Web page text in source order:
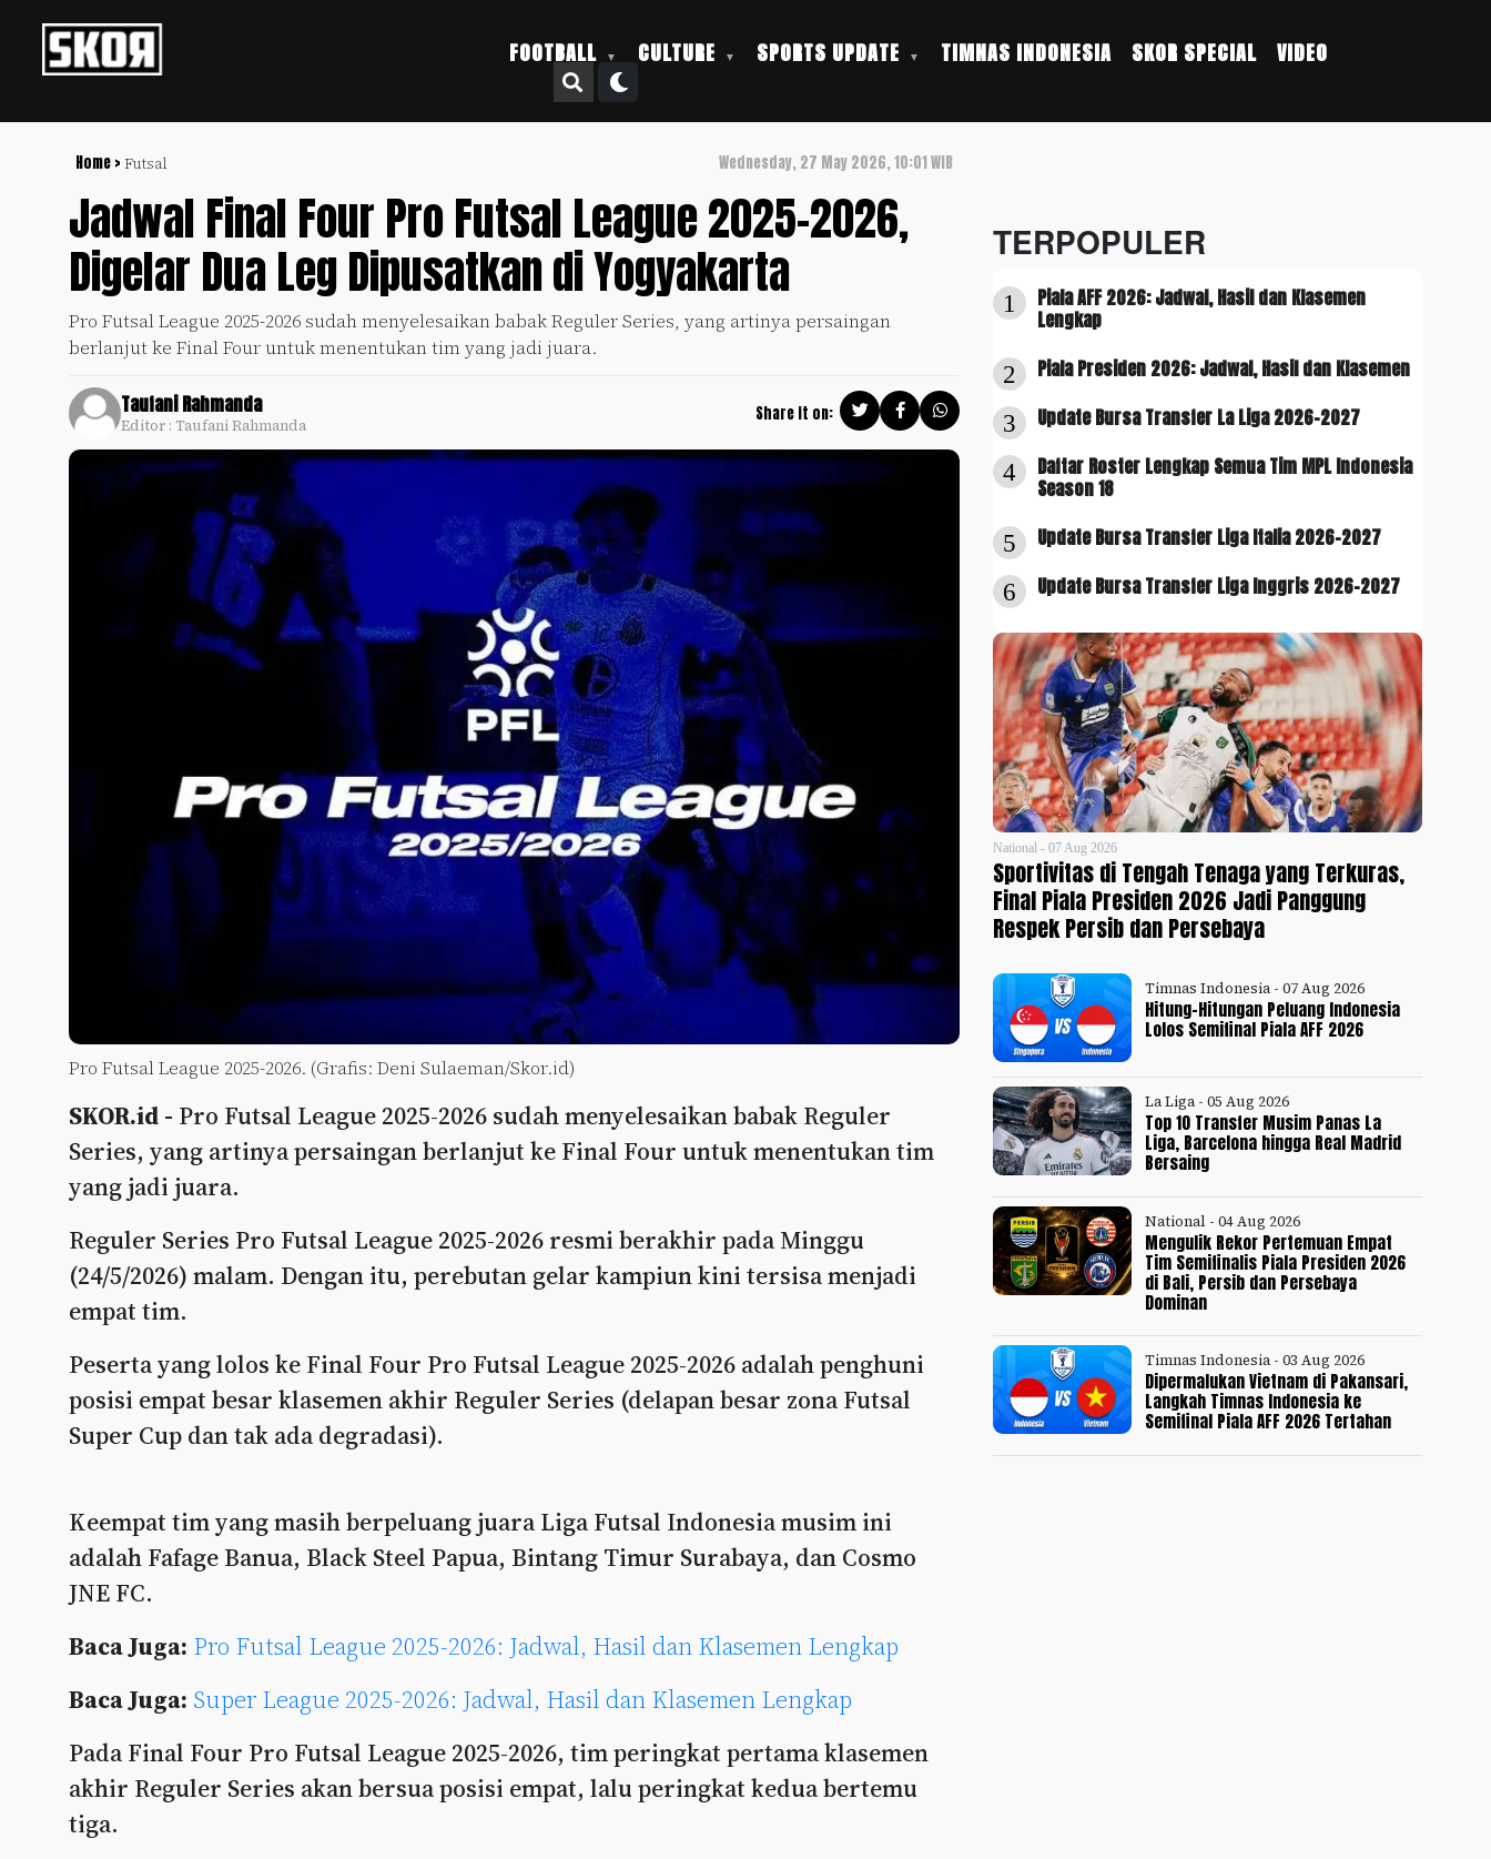
FOOTBALL CULTURE SPORTS UPDATE TIMNAS INDONESIA SKOR SPECIAL VIDEO
Home > Futsal Wednesday, 27 May 2026, 10:01 WIB
Jadwal Final Four Pro Futsal League 2025-2026,
Digelar Dua Leg Dipusatkan di Yogyakarta
Pro Futsal League 2025-2026 sudah menyelesaikan babak Reguler Series, yang artinya persaingan
berlanjut ke Final Four untuk menentukan tim yang jadi juara.
Taufani Rahmanda
Editor : Taufani Rahmanda
Share it on:
Pro Futsal League 2025-2026. (Grafis: Deni Sulaeman/Skor.id)
SKOR.id - Pro Futsal League 2025-2026 sudah menyelesaikan babak Reguler
Series, yang artinya persaingan berlanjut ke Final Four untuk menentukan tim
yang jadi juara.
Reguler Series Pro Futsal League 2025-2026 resmi berakhir pada Minggu
(24/5/2026) malam. Dengan itu, perebutan gelar kampiun kini tersisa menjadi
empat tim.
Peserta yang lolos ke Final Four Pro Futsal League 2025-2026 adalah penghuni
posisi empat besar klasemen akhir Reguler Series (delapan besar zona Futsal
Super Cup dan tak ada degradasi).
Keempat tim yang masih berpeluang juara Liga Futsal Indonesia musim ini
adalah Fafage Banua, Black Steel Papua, Bintang Timur Surabaya, dan Cosmo
JNE FC.
Baca Juga: Pro Futsal League 2025-2026: Jadwal, Hasil dan Klasemen Lengkap
Baca Juga: Super League 2025-2026: Jadwal, Hasil dan Klasemen Lengkap
Pada Final Four Pro Futsal League 2025-2026, tim peringkat pertama klasemen
akhir Reguler Series akan bersua posisi empat, lalu peringkat kedua bertemu
tiga.
TERPOPULER
1
Piala AFF 2026: Jadwal, Hasil dan Klasemen
Lengkap
2 Piala Presiden 2026: Jadwal, Hasil dan Klasemen
3 Update Bursa Transfer La Liga 2026-2027
4
Daftar Roster Lengkap Semua Tim MPL Indonesia
Season 18
5 Update Bursa Transfer Liga Italia 2026-2027
6 Update Bursa Transfer Liga Inggris 2026-2027
National - 07 Aug 2026
Sportivitas di Tengah Tenaga yang Terkuras,
Final Piala Presiden 2026 Jadi Panggung
Respek Persib dan Persebaya
Timnas Indonesia - 07 Aug 2026
Hitung-Hitungan Peluang Indonesia
Lolos Semifinal Piala AFF 2026
La Liga - 05 Aug 2026
Top 10 Transfer Musim Panas La
Liga, Barcelona hingga Real Madrid
Bersaing
National - 04 Aug 2026
Mengulik Rekor Pertemuan Empat
Tim Semifinalis Piala Presiden 2026
di Bali, Persib dan Persebaya
Dominan
Timnas Indonesia - 03 Aug 2026
Dipermalukan Vietnam di Pakansari,
Langkah Timnas Indonesia ke
Semifinal Piala AFF 2026 Tertahan
Football +
Culture +
Update
+
Timnas
SKOR
Policy
Pedoman
Pemberitaan
Media
Disclaimer
Kami